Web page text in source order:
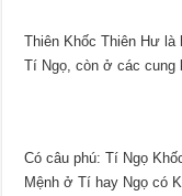
Thiên Khốc Thiên Hư là
Tí Ngọ, còn ở các cung
Có câu phú: Tí Ngọ
Mệnh ở Tí hay Ngọ có